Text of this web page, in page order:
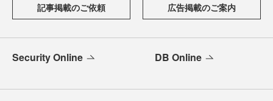
記事掲載のご依頼 広告掲載のご案内
Security Online DB Online